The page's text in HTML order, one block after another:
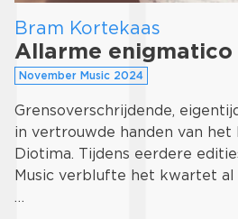
Bram Kortekaas
Allarme enigmatico
November Music 2024
Grensoverschrijdende,
in vertrouwde handen van het
Diotima. Tijdens eerdere
Music verblufte het kwartet
…